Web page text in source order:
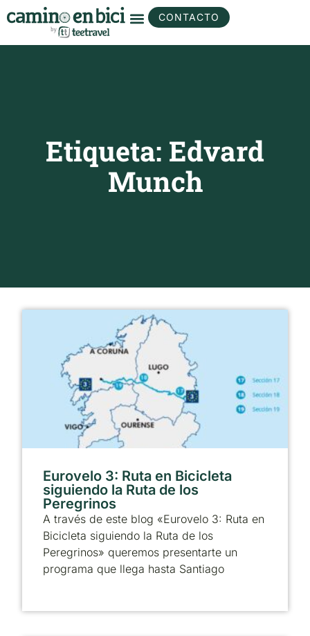
CONTACTO
Etiqueta: Edvard
Munch
Eurovelo 3: Ruta en Bicicleta
siguiendo la Ruta de los
Peregrinos
A través de este blog «Eurovelo 3: Ruta en
Bicicleta siguiendo la Ruta de los
Peregrinos» queremos presentarte un
programa que llega hasta Santiago